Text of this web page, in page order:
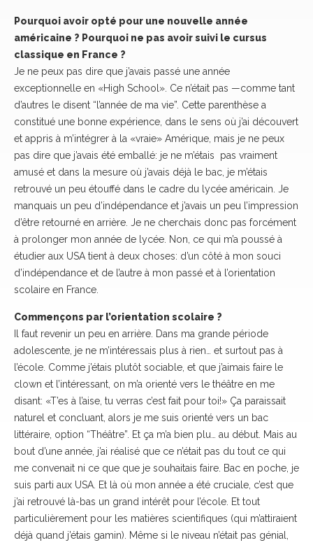
Pourquoi avoir opté pour une nouvelle année
américaine ? Pourquoi ne pas avoir suivi le cursus
classique en France ?
Je ne peux pas dire que j’avais passé une année
exceptionnelle en «High School». Ce n’était pas —comme tant
d’autres le disent “l’année de ma vie”. Cette parenthèse a
constitué une bonne expérience, dans le sens où j’ai découvert
et appris à m’intégrer à la «vraie» Amérique, mais je ne peux
pas dire que j’avais été emballé: je ne m’étais pas vraiment
amusé et dans la mesure où j’avais déjà le bac, je m’étais
retrouvé un peu étouffé dans le cadre du lycée américain. Je
manquais un peu d’indépendance et j’avais un peu l’impression
d’être retourné en arrière. Je ne cherchais donc pas forcément
à prolonger mon année de lycée. Non, ce qui m’a poussé à
étudier aux USA tient à deux choses: d’un côté à mon souci
d’indépendance et de l’autre à mon passé et à l’orientation
scolaire en France.
Commençons par l’orientation scolaire ?
Il faut revenir un peu en arrière. Dans ma grande période
adolescente, je ne m’intéressais plus à rien… et surtout pas à
l’école. Comme j’étais plutôt sociable, et que j’aimais faire le
clown et l’intéressant, on m’a orienté vers le théâtre en me
disant: «T’es à l’aise, tu verras c’est fait pour toi!» Ça paraissait
naturel et concluant, alors je me suis orienté vers un bac
littéraire, option “Théâtre”. Et ça m’a bien plu… au début. Mais au
bout d’une année, j’ai réalisé que ce n’était pas du tout ce qui
me convenait ni ce que que je souhaitais faire. Bac en poche, je
suis parti aux USA. Et là où mon année a été cruciale, c’est que
j’ai retrouvé là-bas un grand intérêt pour l’école. Et tout
particulièrement pour les matières scientifiques (qui m’attiraient
déjà quand j’étais gamin). Même si le niveau n’était pas génial,